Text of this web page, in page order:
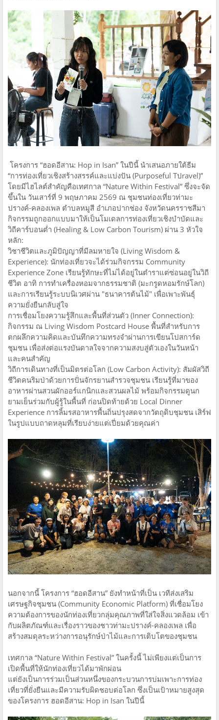
โครงการ “ฮอดอีสาน: Hop in Isan” ในปีนี้ นำเสนอภายใต้ธีม
“การท่องเที่ยวเชิงสร้างสรรค์และแบ่งปัน (Purposeful Tปravel)”
โดยมีไฮไลต์สำคัญคือเทศกาล “Nature Within Festival” ซึ่งจะจัด
ขึ้นใน วันเสาร์ที่ 9 พฤษภาคม 2569 ณ ชุมชนท่องเที่ยวท่ามะ
ปรางค์-คลองเพล ตำบลหมูสี อำเภอปากช่อง จังหวัดนครราชสีมา
กิจกรรมถูกออกแบบมาให้เป็นโมเดลการท่องเที่ยวเชิงบำบัดและ
วิถีคาร์บอนต่ำ (Healing & Low Carbon Tourism) ผ่าน 3 หัวใจ
หลัก:
วิชาชีวิตและภูมิปัญญาที่มีลมหายใจ (Living Wisdom &
Experience): นักท่องเที่ยวจะได้ร่วมกิจกรรม Community
Experience Zone เรียนรู้ทักษะที่ไม่ได้อยู่ในตำราแต่ซ่อนอยู่ในวิถี
ชีวิต อาทิ การทำเครื่องหอมจากธรรมชาติ (มะกรูดหอมรักษ์โลก)
และการเรียนรู้ระบบนิเวศผ่าน "ธนาคารต้นไม้" เพื่อเพาะพันธุ์
ความยั่งยืนกลับสู่ใจ
การเชื่อมโยงความรู้สึกและพื้นที่ส่วนตัว (Inner Connection):
กิจกรรม ณ Living Wisdom Postcard House พื้นที่สำหรับการ
ตกผลึกความคิดและบันทึกความทรงจำผ่านการเขียนโปสการ์ด
ชุมชน เพื่อส่งต่อแรงบันดาลใจจากความสงบสู่ตัวเองในวันหน้า
และคนสำคัญ
วิถีการเดินทางที่เป็นมิตรต่อโลก (Low Carbon Activity): สัมผัสวิถี
ชีวิตคนริมป่าด้วยการปั่นจักรยานสำรวจชุมชน เรียนรู้ที่มาของ
อาหารผ่านสวนผักออร์แกนิกและสวนผลไม้ พร้อมกิจกรรมดูนก
ยามเย็นร่วมกับผู้รู้ในพื้นที่ ก่อนปิดท้ายด้วย Local Dinner
Experience การลิ้มรสอาหารพื้นถิ่นปรุงสดจากวัตถุดิบชุมชน เสิร์ฟ
ในรูปแบบถาดหลุมที่เรียบง่ายแต่เปี่ยมด้วยคุณค่า
นอกจากนี้ โครงการ “ฮอดอีสาน” ยังทำหน้าที่เป็น เวทีส่งเสริม
เศรษฐกิจชุมชน (Community Economic Platform) ที่เชื่อมโยง
ความต้องการของนักท่องเที่ยวกลุ่มคุณภาพที่ใส่ใจสิ่งแวดล้อม เข้า
กับผลิตภัณฑ์และเรื่องราวของชาวท่ามะปรางค์-คลองเพล เพื่อ
สร้างสมดุลระหว่างการอนุรักษ์ป่าไม้และการเติบโตของชุมชน
เทศกาล “Nature Within Festival” ในครั้งนี้ ไม่เพียงแต่เป็นการ
เปิดพื้นที่ให้นักท่องเที่ยวได้มาพักผ่อน
แต่ยังเป็นการร่วมเป็นส่วนหนึ่งของกระบวนการบ่มเพาะการท่อง
เที่ยวที่ยั่งยืนและมีความรับผิดชอบต่อโลก ซึ่งเป็นเป้าหมายสูงสุด
ของโครงการ ฮอดอีสาน: Hop in Isan ในปีนี้